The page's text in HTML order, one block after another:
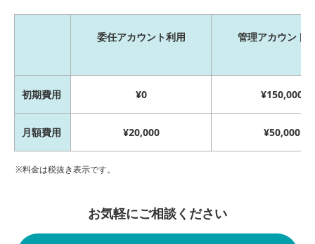
委任アカウント利用 管理アカウント
初期費用 ¥0 ¥150,000
月額費用 ¥20,000 ¥50,000
料金は税抜き表示です。
お気軽にご相談ください